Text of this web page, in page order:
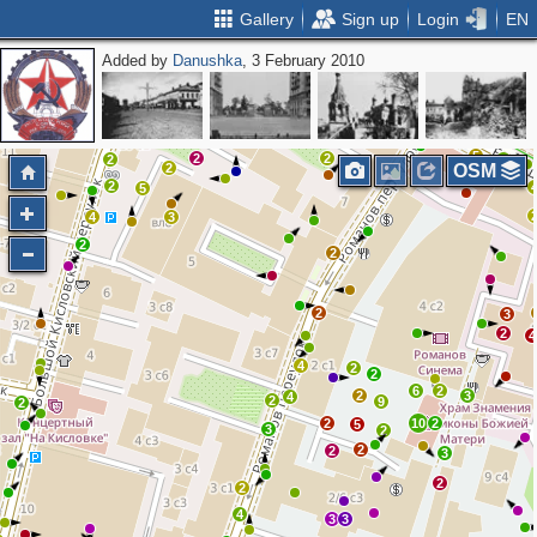
Gallery Sign up Login EN
Added by Danushka, 3 February 2010
4
2
3
3 3
2
5
2
2 10
9
2
2
4
2
4 2 2
2
2
6
2
3
4
3
2
3
6
3
13
12
5
10
7
2
3
9
5
2
3
2
3 3
3
2
2
2
2
4
5
3
2
2
2
2
2
OSM